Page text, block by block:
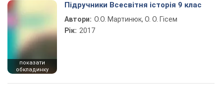
показати
обкладинку
Підручники Всесвітня історія 9 клас
Автори: О.О. Мартинюк, О. О. Гісем
Рік: 2017